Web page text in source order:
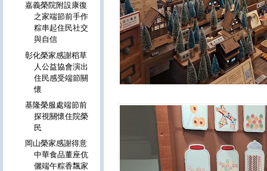
嘉義榮院附設康復
之家端節前手作
粽串起住民社交
與自信
彰化榮家感謝稻草
人公益協會演出
住民感受端節關
懷
基隆榮服處端節前
探視關懷住院榮
民
岡山榮家感謝得意
中華食品董座伉
儷端午粽香飄家